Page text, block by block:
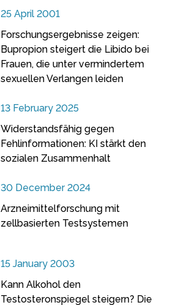
25 April 2001
Forschungsergebnisse zeigen:
Bupropion steigert die Libido bei
Frauen, die unter vermindertem
sexuellen Verlangen leiden
13 February 2025
Widerstandsfähig gegen
Fehlinformationen: KI stärkt den
sozialen Zusammenhalt
30 December 2024
Arzneimittelforschung mit
zellbasierten Testsystemen
15 January 2003
Kann Alkohol den
Testosteronspiegel steigern? Die